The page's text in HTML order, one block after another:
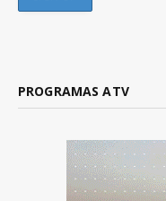
PROGRAMAS ATV